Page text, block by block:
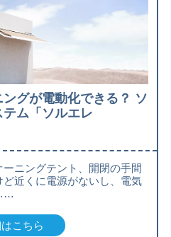
グが電動化できる？ ソ
ム「ソルエレ
ニングテント、開閉の手間
近くに電源がないし、電気
こちら